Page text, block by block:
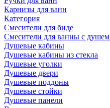
Карнизы для ванн
Категория
Смесители для биде
Смесители для ванны с душем
Душевые кабины
Душевые кабины из стекла
Душевые уголки
Душевые двери
Душевые поддоны
Душевые стойки
Душевые панели